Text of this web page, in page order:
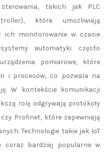
sterowania, takich jak PLC
które umożliwiają
ich monitorowanie w czasie
systemy automatyki często
pomiarowe, które
i procesów, co pozwala na
W kontekście komunikacji
rolę odgrywają protokoły
Profinet, które zapewniają
Technologie takie jak IoT
bardziej popularne w